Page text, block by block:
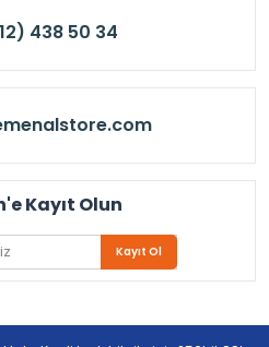
438 50 34
Kayıt Olun
Kayıt Ol